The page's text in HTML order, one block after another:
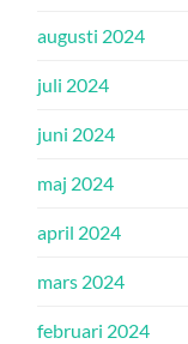
augusti 2024
juli 2024
juni 2024
maj 2024
april 2024
mars 2024
februari 2024